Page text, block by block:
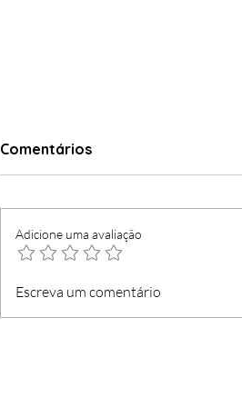
Loja do Cidadão com
serviços mínimos
Comentários
Adicione uma avaliação
Escreva um comentário